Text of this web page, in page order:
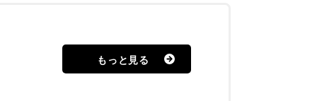
もっと見る